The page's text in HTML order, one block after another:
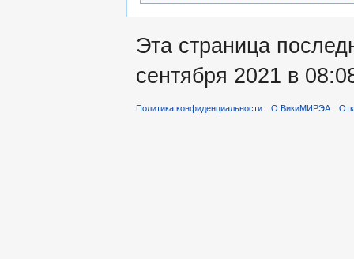
Эта страница
сентября 2021 в
Политика конфиденциальности О ВикиМИРЭА